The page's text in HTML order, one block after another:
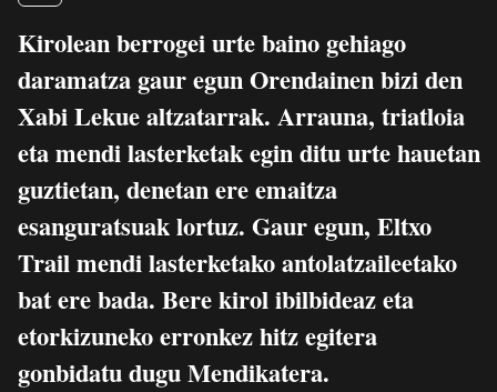
Kirolean berrogei urte baino gehiago
daramatza gaur egun Orendainen bizi den
Xabi Lekue altzatarrak. Arrauna, triatloia
eta mendi lasterketak egin ditu urte hauetan
guztietan, denetan ere emaitza
esanguratsuak lortuz. Gaur egun, Eltxo
Trail mendi lasterketako antolatzaileetako
bat ere bada. Bere kirol ibilbideaz eta
etorkizuneko erronkez hitz egitera
gonbidatu dugu Mendikatera.